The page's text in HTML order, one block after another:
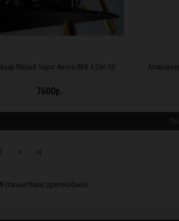
Reload Vapor Ammo RBA 4.5ml SS
7600р.
> >|
(танки/баки/дрипкобаки)